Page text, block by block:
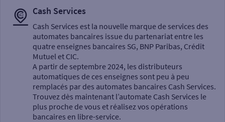
Sélectionnez votre recherche
Un service
Cash Services
Cash Services est la nouvelle marque de services des
automates bancaires issue du partenariat entre les
quatre enseignes bancaires SG, BNP Paribas, Crédit
Mutuel et CIC.
A partir de septembre 2024, les distributeurs
automatiques de ces enseignes sont peu à peu
remplacés par des automates bancaires Cash Services.
Trouvez dès maintenant l’automate Cash Services le
plus proche de vous et réalisez vos opérations
bancaires en libre-service.